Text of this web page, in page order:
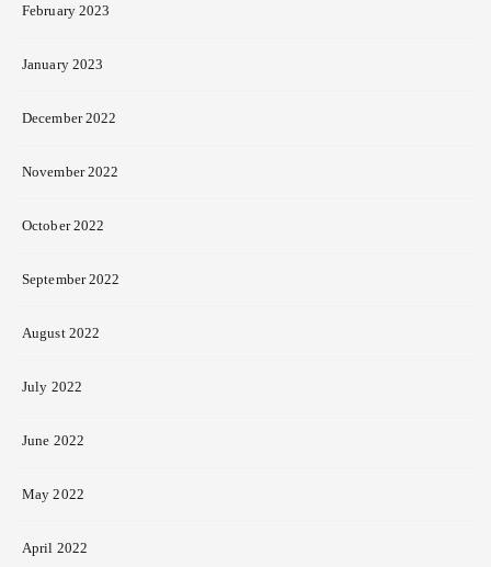
February 2023
January 2023
December 2022
November 2022
October 2022
September 2022
August 2022
July 2022
June 2022
May 2022
April 2022